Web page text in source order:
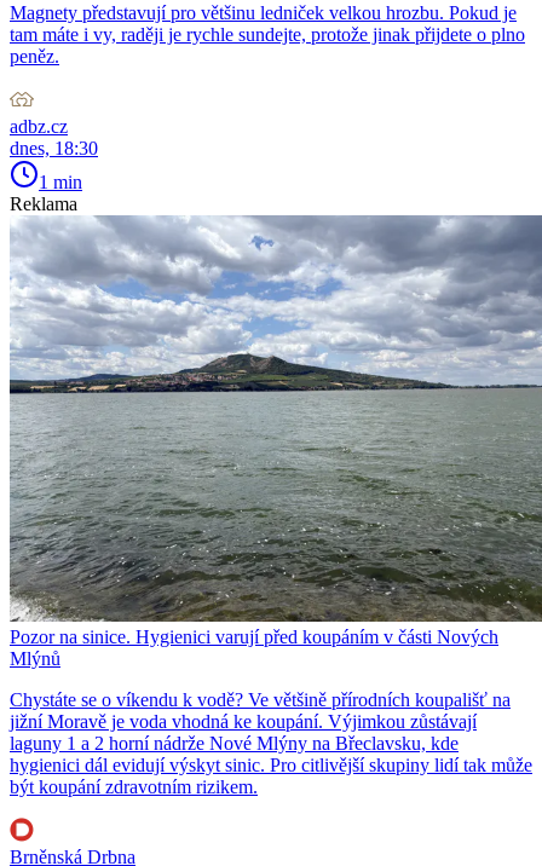
Magnety představují pro většinu ledniček velkou hrozbu. Pokud je
tam máte i vy, raději je rychle sundejte, protože jinak přijdete o plno
peněz.
adbz.cz
dnes, 18:30
1 min
Reklama
Pozor na sinice. Hygienici varují před koupáním v části Nových
Mlýnů
Chystáte se o víkendu k vodě? Ve většině přírodních koupališť na
jižní Moravě je voda vhodná ke koupání. Výjimkou zůstávají
laguny 1 a 2 horní nádrže Nové Mlýny na Břeclavsku, kde
hygienici dál evidují výskyt sinic. Pro citlivější skupiny lidí tak může
být koupání zdravotním rizikem.
Brněnská Drbna